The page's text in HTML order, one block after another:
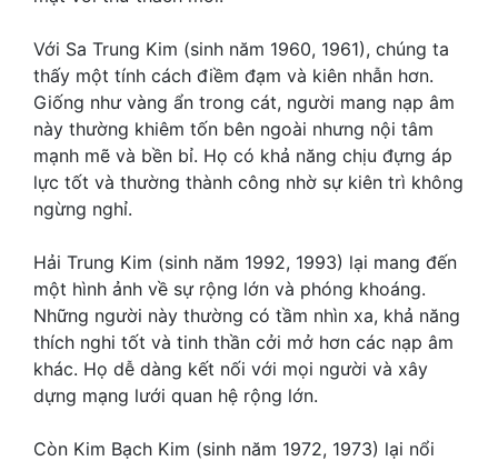
Với Sa Trung Kim (sinh năm 1960, 1961), chúng ta
thấy một tính cách điềm đạm và kiên nhẫn hơn.
Giống như vàng ẩn trong cát, người mang nạp âm
này thường khiêm tốn bên ngoài nhưng nội tâm
mạnh mẽ và bền bỉ. Họ có khả năng chịu đựng áp
lực tốt và thường thành công nhờ sự kiên trì không
ngừng nghỉ.
Hải Trung Kim (sinh năm 1992, 1993) lại mang đến
một hình ảnh về sự rộng lớn và phóng khoáng.
Những người này thường có tầm nhìn xa, khả năng
thích nghi tốt và tinh thần cởi mở hơn các nạp âm
khác. Họ dễ dàng kết nối với mọi người và xây
dựng mạng lưới quan hệ rộng lớn.
Còn Kim Bạch Kim (sinh năm 1972, 1973) lại nổi